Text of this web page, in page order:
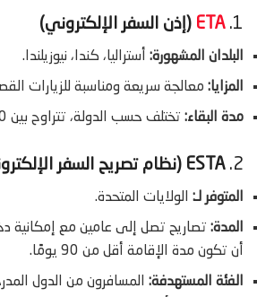
1.
ETA (إذن السفر الإلكتروني)
البلدان المشهورة: أستراليا، كندا، نيوزيلندا.
المزايا: معالجة سريعة ومناسبة للزيارات
مدة البقاء: تختلف حسب الدولة، تتراوح بين 30 إلى 90 يومًا.
2. ESTA (نظام تصريح السفر الإلكتروني)
المتوفر لـ: الولايات المتحدة.
المدة: تصاريح تصل إلى عامين مع إمكانية
أن تكون مدة الإقامة أقل من 90 يومًا.
الفئة المستهدفة: المسافرون من الدول